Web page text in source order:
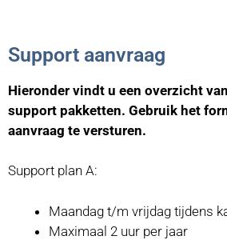
Support aanvraag
Hieronder vindt u een overzicht
support pakketten. Gebruik het
aanvraag te versturen.
Support plan A:
Maandag t/m vrijdag tijdens
Maximaal 2 uur per jaar